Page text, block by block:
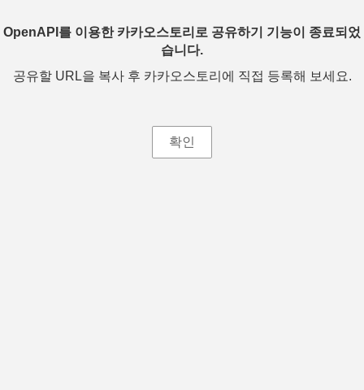
OpenAPI를 이용한 카카오스토리로 공유하기 기능이 종료되었
습니다.
공유할 URL을 복사 후 카카오스토리에 직접 등록해 보세요.
확인